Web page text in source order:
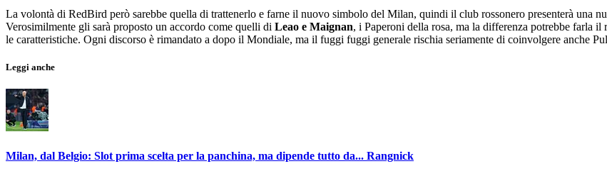
La volontà di RedBird però sarebbe quella di trattenerlo e farne il nuovo simbolo del Milan, quindi il club rossonero presenterà una
Verosimilmente gli sarà proposto un accordo come quelli di Leao e Maignan, i Paperoni della rosa, ma la differenza potrebbe farla
le caratteristiche. Ogni discorso è rimandato a dopo il Mondiale, ma il fuggi fuggi generale rischia seriamente di coinvolgere anche
Leggi anche
Milan, dal Belgio: Slot prima scelta per la panchina, ma dipende tutto da... Rangnick